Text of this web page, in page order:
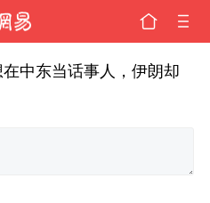
中东当话事人，伊朗却